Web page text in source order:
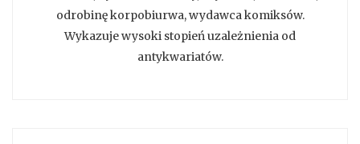
odrobinę korpobiurwa, wydawca komiksów.
Wykazuje wysoki stopień uzależnienia od
antykwariatów.